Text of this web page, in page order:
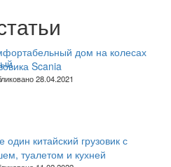
дом на колесах
Scania
28.04.2021
один китайский грузовик с
туалетом и кухней